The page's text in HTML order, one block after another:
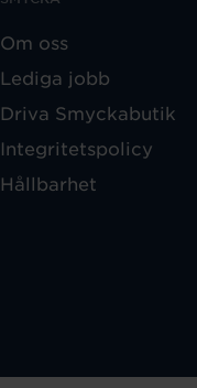
Om oss
Lediga jobb
Driva Smyckabutik
Integritetspolicy
Hållbarhet